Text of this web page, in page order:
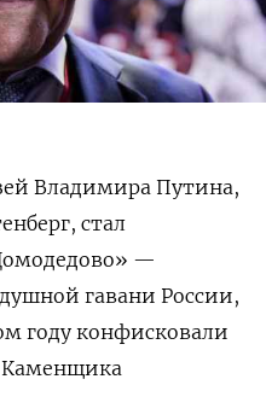
Владимира Путина,
стал
—
гавани России,
году конфисковали
Каменщика